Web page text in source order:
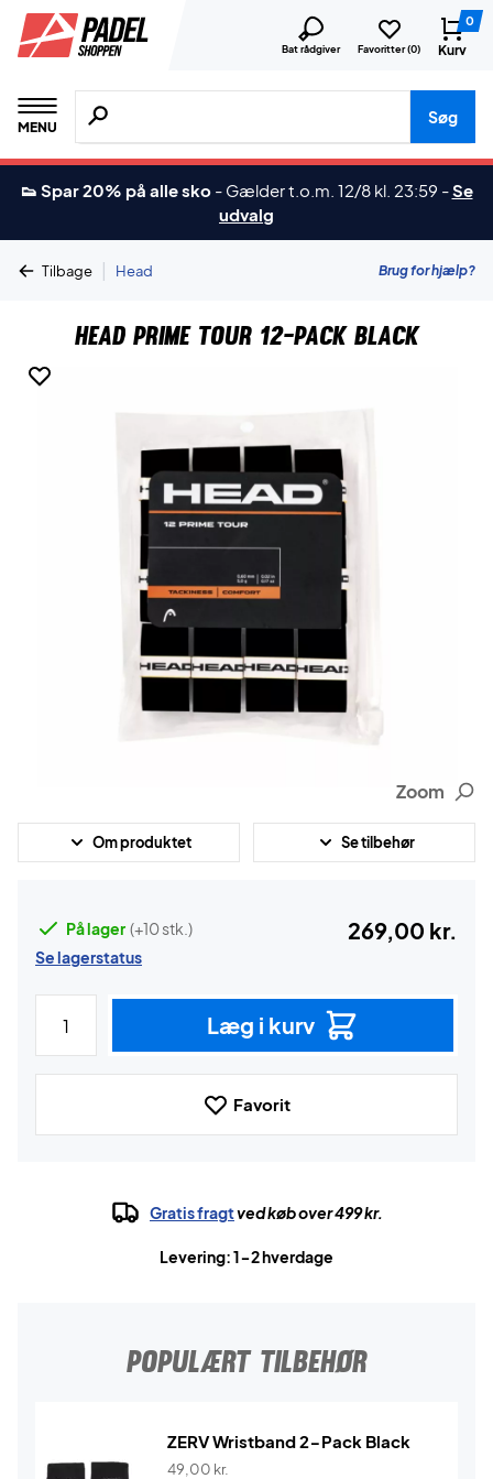
Bat rådgiver Favoritter (0)
0
Kurv
MENU
Søg efter produkter, mærker etc.
Søg
👟 Spar 20% på alle sko - Gælder t.o.m. 12/8 kl. 23:59 -Se
udvalg
Tilbage | Head Brug for hjælp?
Head Prime Tour 12-pack Black
Zoom
Om produktet Se tilbehør
På lager (+10 stk.)
Se lagerstatus
269,00 kr.
Læg i kurv
Favorit
Gratis fragtved køb over 499 kr.
Levering: 1-2 hverdage
POPULÆRT TILBEHØR
ZERV Wristband 2-Pack Black
49,00 kr.